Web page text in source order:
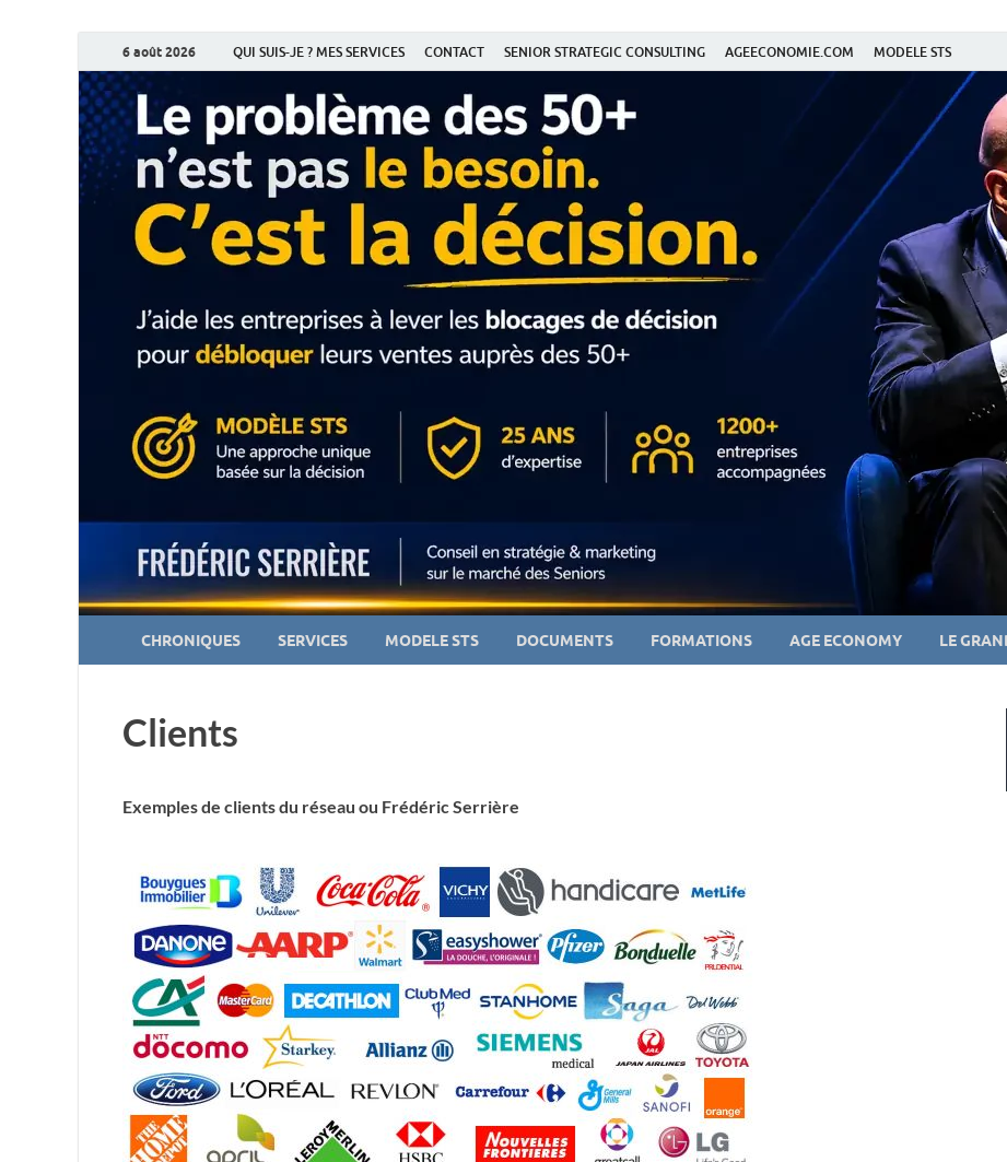
6 août 2026 QUI SUIS-JE ? MES SERVICES CONTACT SENIOR STRATEGIC CONSULTING AGEECONOMIE.COM MODELE STS
CHRONIQUES SERVICES MODELE STS DOCUMENTS FORMATIONS AGE ECONOMY LE
Clients
Exemples de clients du réseau ou Frédéric Serrière